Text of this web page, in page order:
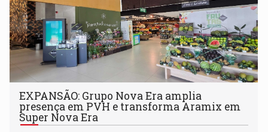
EXPANSÃO: Grupo Nova Era amplia
presença em PVH e transforma Aramix em
Super Nova Era